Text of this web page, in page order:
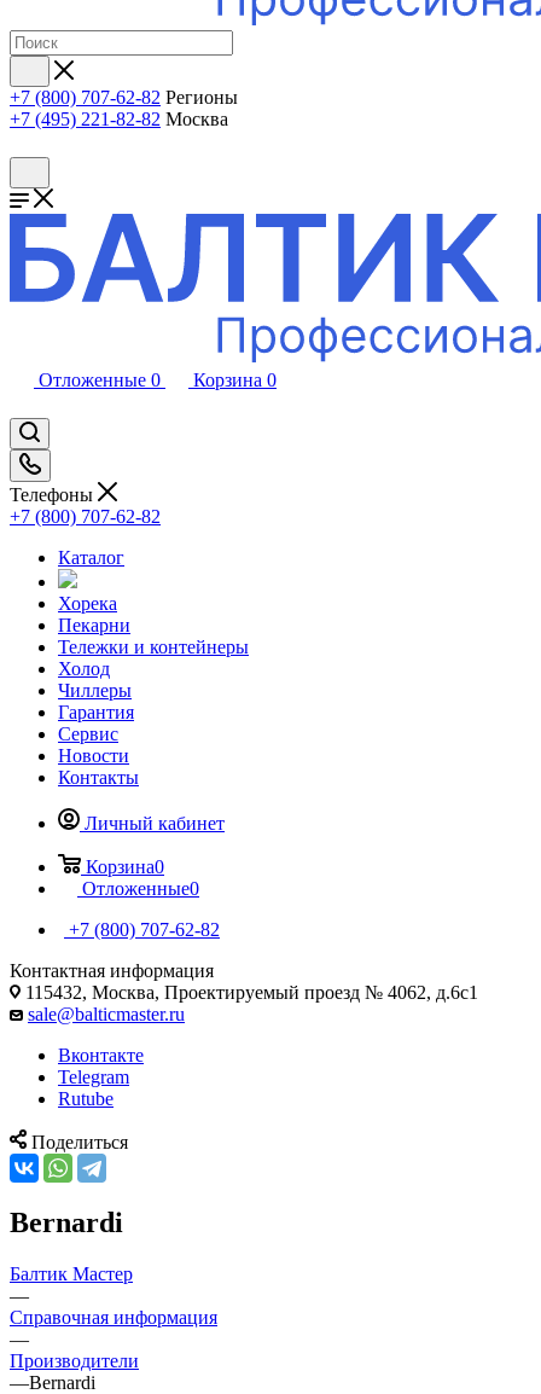
+7 (800) 707-62-82 Регионы
+7 (495) 221-82-82 Москва
Отложенные 0 Корзина 0
Телефоны
+7 (800) 707-62-82
Каталог
Хорека
Пекарни
Тележки и контейнеры
Холод
Чиллеры
Гарантия
Сервис
Новости
Контакты
Личный кабинет
Корзина0
Отложенные0
+7 (800) 707-62-82
Контактная информация
115432, Москва, Проектируемый проезд № 4062, д.6с1
sale@balticmaster.ru
Вконтакте
Telegram
Rutube
Поделиться
Bernardi
Балтик Мастер
—
Справочная информация
—
Производители
—Bernardi